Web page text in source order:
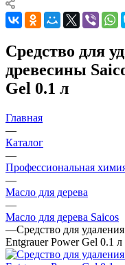
Средство для
древесины
Gel 0.1 л
Главная
—
Каталог
—
Профессиональная
—
Масло для дерева
—
Масло для дерева Saicos
—Средство для
Entgrauer Power Gel 0.1 л